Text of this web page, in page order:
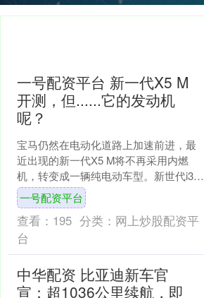
一号配资平台 新一代X5 M
开测，但......它的发动机
呢？
宝马仍然在电动化道路上加速前进，最
近出现的新一代X5 M将不再采用内燃
机，转变成一辆纯电动车型。新世代i3将
迎来一个全新的变形车，i4敞篷轿跑车。
另外，本期谍影....
一号配资平台
查看： 195 分类： 网上炒股配资平
台
中华配资 比亚迪新车官
宣：超1036公里续航，即